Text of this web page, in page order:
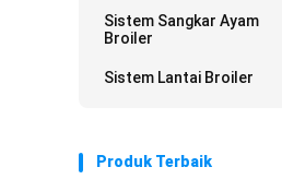
Sistem Sangkar Ayam
Broiler
Sistem Lantai Broiler
Produk Terbaik